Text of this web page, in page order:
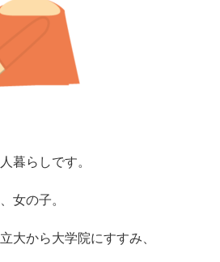
暮らしです。
女の子。
大から大学院にすすみ、